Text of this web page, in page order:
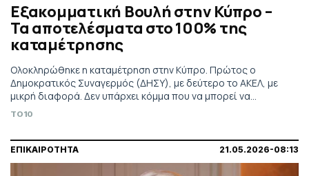
Εξακομματική Βουλή στην Κύπρο –
Τα αποτελέσματα στο 100% της
καταμέτρησης
Ολοκληρώθηκε η καταμέτρηση στην Κύπρο. Πρώτος ο
Δημοκρατικός Συναγερμός (ΔΗΣΥ), με δεύτερο το ΑΚΕΛ, με
μικρή διαφορά. Δεν υπάρχει κόμμα που να μπορεί να
σχηματίσει μόνο του κυβέρνηση.
TO10
ΕΠΙΚΑΙΡΟΤΗΤΑ 21.05.2026-08:13